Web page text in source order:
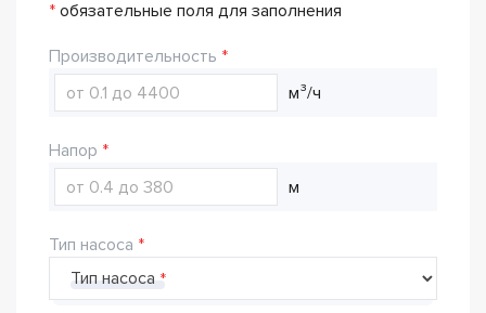
* обязательные поля для заполнения
Производительность
м³/ч
Напор
м
Тип насоса
Тип насоса